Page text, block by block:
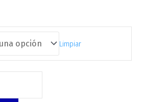
Limpiar